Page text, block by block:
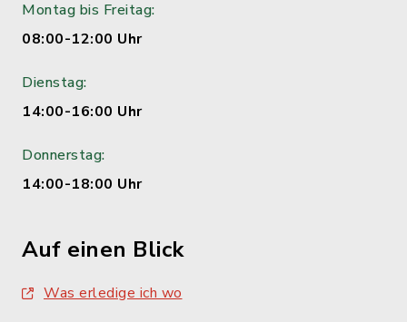
Montag bis Freitag:
08:00-12:00 Uhr
Dienstag:
14:00-16:00 Uhr
Donnerstag:
14:00-18:00 Uhr
Auf einen Blick
Was erledige ich wo